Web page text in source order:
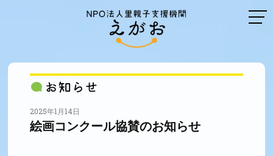
2025年1月14日
絵画コンクール協賛のお知らせ